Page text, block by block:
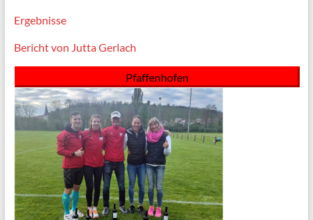
Ergebnisse
Bericht von Jutta Gerlach
Pfaffenhofen